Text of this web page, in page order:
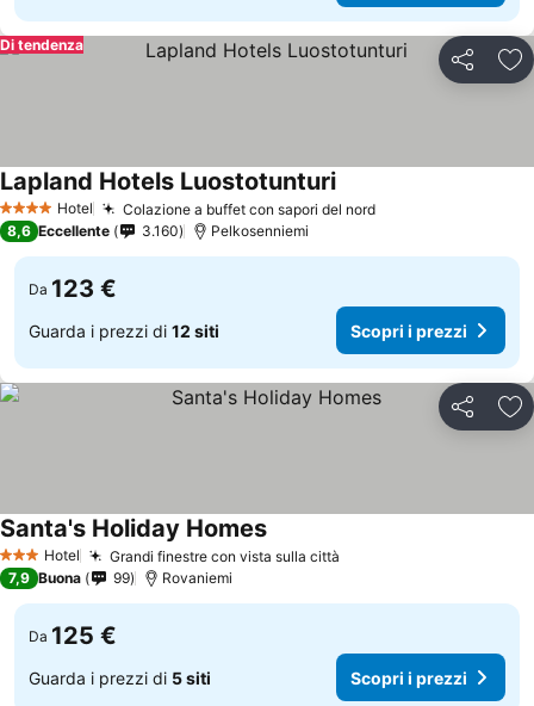
Condividi
Di tendenza
4 Stelle Hotel Colazione a buffet con sapori del nord
Lapland Hotels Luostotunturi
8,6 Eccellente 3.160 Pelkosenniemi
Da 123 €
Guarda i prezzi di 12 siti Scopri i prezzi
Condividi
3 StelleHotel Grandi finestre con vista sulla città
Santa's Holiday Homes
7,9 Buona 99 Rovaniemi
Da 125 €
Guarda i prezzi di 5 siti Scopri i prezzi